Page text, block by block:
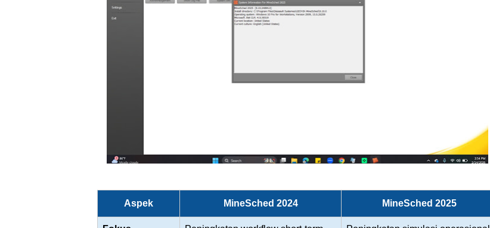
Aspek MineSched 2024 MineSched 2025